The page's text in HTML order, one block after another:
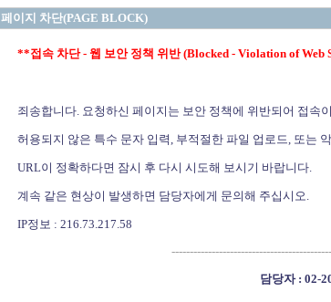
페이지 차단(PAGE BLOCK)
**접속 차단 - 웹 보안 정책 위반 (Blocked - Violation of
죄송합니다. 요청하신 페이지는 보안 정책에 위반되어 접속
허용되지 않은 특수 문자 입력, 부적절한 파일 업로드, 또는
URL이 정확하다면 잠시 후 다시 시도해 보시기 바랍니다.
계속 같은 현상이 발생하면 담당자에게 문의해 주십시오.
IP정보 : 216.73.217.58
담당자 : 02-